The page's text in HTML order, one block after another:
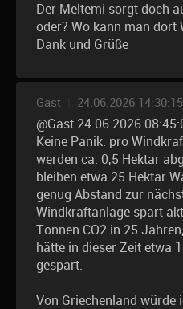
Der Meltemi sorgt doch
oder? Wo kann man dort
Dank und Grüße
Gast 24.06.2026 14:30:15
@Gast 24.06.2026
Keine Panik: pro
werden ca. 0,5 Hektar
bleiben etwa 25 Hektar
genug Abstand zur
Windkraftanlage spart
Tonnen CO2 in 25
hätte in dieser Zeit etwa
gespart.
Von Griechenland würde